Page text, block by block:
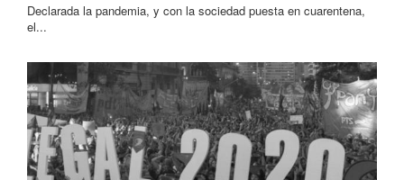
Declarada la pandemia, y con la sociedad puesta en cuarentena,
el...